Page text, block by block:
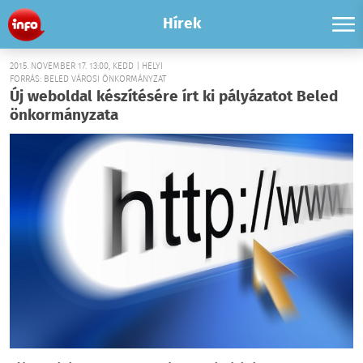
Hírek
2015. NOVEMBER 17. 13:00, KEDD | HELYI
FORRÁS: BELED VÁROSI ÖNKORMÁNYZAT
Új weboldal készítésére írt ki pályázatot Beled
önkormányzata